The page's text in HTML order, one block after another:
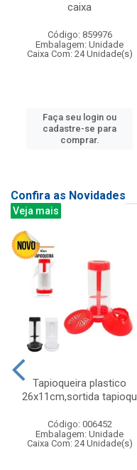
caixa
Código: 859976
Embalagem: Unidade
Caixa Com: 24 Unidade(s)
Faça seu login ou
cadastre-se para
comprar.
Confira as Novidades
Veja mais
Tapioqueira plastico
26x11cm,sortida tapioqu
Código: 006452
Embalagem: Unidade
Caixa Com: 24 Unidade(s)